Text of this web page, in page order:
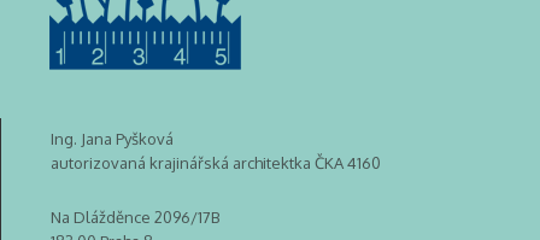
Ing. Jana Pyšková
autorizovaná krajinářská architektka ČKA 4160
Na Dlážděnce 2096/17B